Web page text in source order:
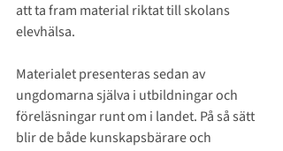
att ta fram material riktat till skolans
elevhälsa.
Materialet presenteras sedan av
ungdomarna själva i utbildningar och
föreläsningar runt om i landet. På så sätt
blir de både kunskapsbärare och